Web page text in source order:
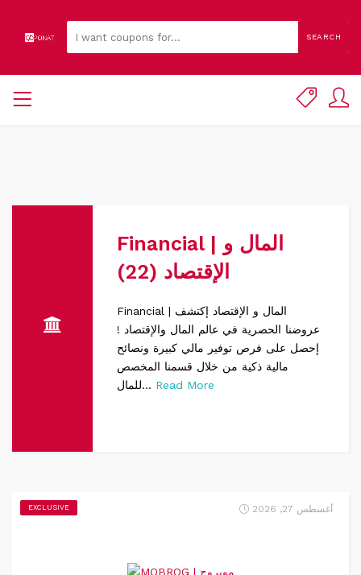
SEARCH
Financial | المال و
الإقتصاد (22)
Financial | المال و الإقتصاد إكتشف
عروضنا الحصرية في عالم المال والإقتصاد !
إحصل على فرص توفير مالي كبيرة ونصائح
مالية ذكية من خلال قسمنا المخصص
للمال... Read More
EXCLUSIVE أغسطس 27, 2026